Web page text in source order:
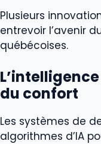
Plusieurs
entrevoir l’avenir
québécoises.
du confort
Les systèmes de
algorithmes d’IA